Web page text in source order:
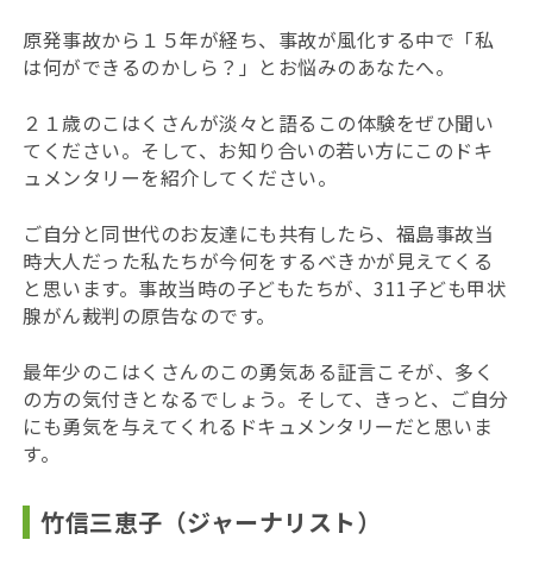
原発事故から１５年が経ち、事故が風化する中で「私
は何ができるのかしら？」とお悩みのあなたへ。
２１歳のこはくさんが淡々と語るこの体験をぜひ聞い
てください。そして、お知り合いの若い方にこのドキ
ュメンタリーを紹介してください。
ご自分と同世代のお友達にも共有したら、福島事故当
時大人だった私たちが今何をするべきかが見えてくる
と思います。事故当時の子どもたちが、311子ども甲状
腺がん裁判の原告なのです。
最年少のこはくさんのこの勇気ある証言こそが、多く
の方の気付きとなるでしょう。そして、きっと、ご自分
にも勇気を与えてくれるドキュメンタリーだと思いま
す。
竹信三恵子（ジャーナリスト）